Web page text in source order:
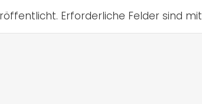
Erforderliche Felder sind mit